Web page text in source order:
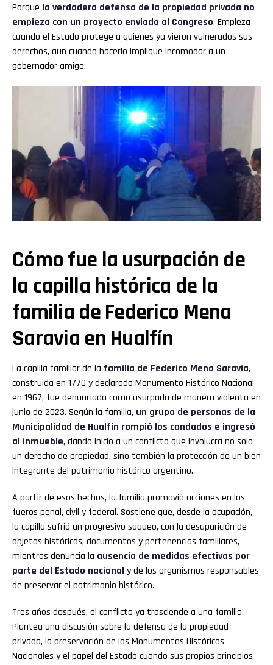
Porque la verdadera defensa de la propiedad privada no
empieza con un proyecto enviado al Congreso. Empieza
cuando el Estado protege a quienes ya vieron vulnerados sus
derechos, aun cuando hacerlo implique incomodar a un
gobernador amigo.
Cómo fue la usurpación de
la capilla histórica de la
familia de Federico Mena
Saravia en Hualfín
La capilla familiar de la familia de Federico Mena Saravia,
construida en 1770 y declarada Monumento Histórico Nacional
en 1967, fue denunciada como usurpada de manera violenta en
junio de 2023. Según la familia, un grupo de personas de la
Municipalidad de Hualfin rompió los candados e ingresó
al inmueble, dando inicio a un conflicto que involucra no solo
un derecho de propiedad, sino también la protección de un bien
integrante del patrimonio histórico argentino.
A partir de esos hechos, la familia promovió acciones en los
fueros penal, civil y federal. Sostiene que, desde la ocupación,
la capilla sufrió un progresivo saqueo, con la desaparición de
objetos históricos, documentos y pertenencias familiares,
mientras denuncia la ausencia de medidas efectivas por
parte del Estado nacional y de los organismos responsables
de preservar el patrimonio histórico.
Tres años después, el conflicto ya trasciende a una familia.
Plantea una discusión sobre la defensa de la propiedad
privada, la preservación de los Monumentos Históricos
Nacionales y el papel del Estado cuando sus propios principios